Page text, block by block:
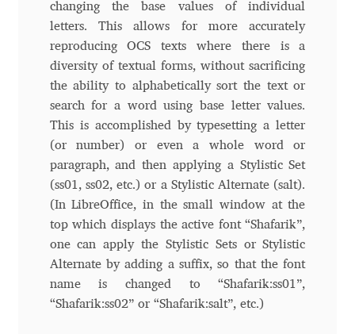
Christian Thalmann
Chuck Masterson
Cosimo Pancini
Cristian Tournier
Cyril Mikhailov
Dalton Maag
Daniel Benjamin Miller
changing the base values of individual
letters. This allows for more accurately
reproducing OCS texts where there is a
diversity of textual forms, without sacrificing
the ability to alphabetically sort the text or
search for a word using base letter values.
This is accomplished by typesetting a letter
(or number) or even a whole word or
paragraph, and then applying a Stylistic Set
(ss01, ss02, etc.) or a Stylistic Alternate (salt).
(In LibreOffice, in the small window at the
top which displays the active font “Shafarik”,
one can apply the Stylistic Sets or Stylistic
Alternate by adding a suffix, so that the font
name is changed to “Shafarik:ss01”,
“Shafarik:ss02” or “Shafarik:salt”, etc.)